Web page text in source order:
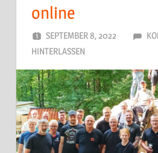
online
SEPTEMBER 8, 2022
HINTERLASSEN